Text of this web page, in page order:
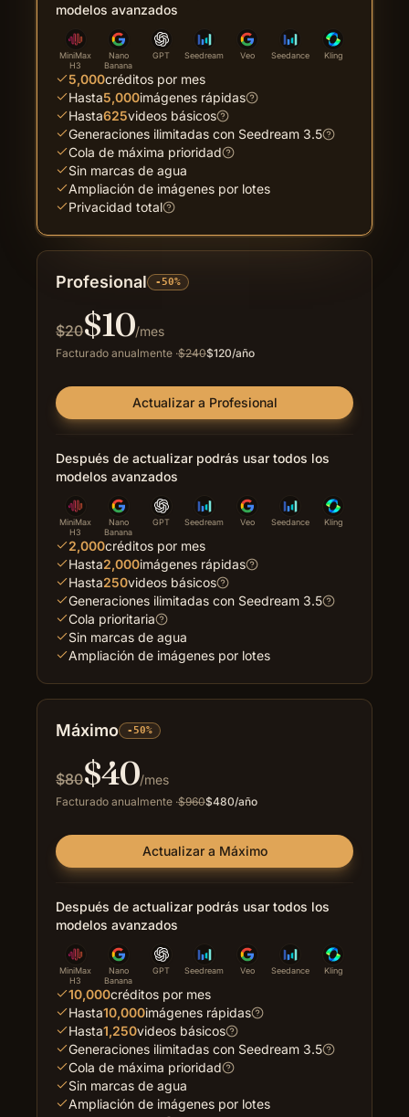
Profesional -50%
$20$10/mes
Facturado anualmente ·$240$120/año
Actualizar a Profesional
Después de actualizar podrás usar todos los
modelos avanzados
MiniMax
H3
Nano
Banana
GPT Seedream Veo Seedance Kling
2,000créditos por mes
Hasta2,000imágenes rápidas
Hasta250videos básicos
Generaciones ilimitadas con Seedream 3.5
Cola prioritaria
Sin marcas de agua
Ampliación de imágenes por lotes
modelos avanzados
MiniMax
H3
Nano
Banana
GPT Seedream Veo Seedance Kling
5,000créditos por mes
Hasta5,000imágenes rápidas
Hasta625videos básicos
Generaciones ilimitadas con Seedream 3.5
Cola de máxima prioridad
Sin marcas de agua
Ampliación de imágenes por lotes
Privacidad total
Máximo -50%
$80$40/mes
Facturado anualmente ·$960$480/año
Actualizar a Máximo
Después de actualizar podrás usar todos los
modelos avanzados
MiniMax
H3
Nano
Banana
GPT Seedream Veo Seedance Kling
10,000créditos por mes
Hasta10,000imágenes rápidas
Hasta1,250videos básicos
Generaciones ilimitadas con Seedream 3.5
Cola de máxima prioridad
Sin marcas de agua
Ampliación de imágenes por lotes